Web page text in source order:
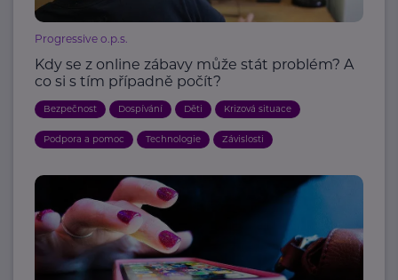
Progressive o.p.s.
Kdy se z online zábavy může stát problém? A
co si s tím případně počít?
Bezpečnost Dospívání Děti Krizová situace
Podpora a pomoc Technologie Závislosti